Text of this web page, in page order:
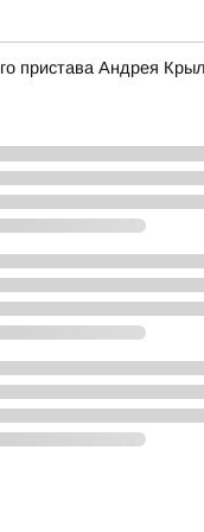
пристава Андрея